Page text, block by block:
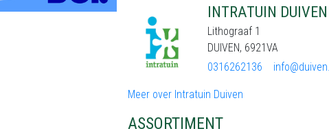
INTRATUIN DUIVEN
Lithograaf 1
DUIVEN, 6921VA
0316262136
Meer over Intratuin Duiven
ASSORTIMENT